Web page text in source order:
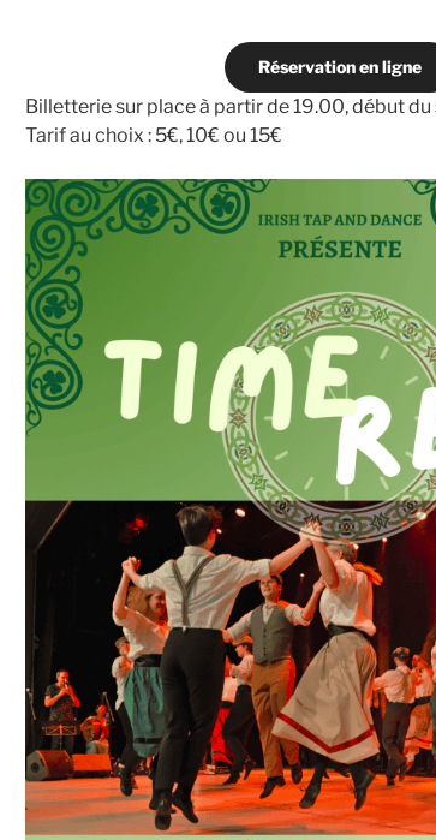
Réservation en ligne
Billetterie sur place à partir de 19.00, début
Tarif au choix : 5€, 10€ ou 15€